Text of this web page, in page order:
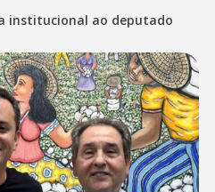
institucional ao deputado